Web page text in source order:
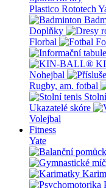
Plastico Rototech
Doplňky
Florbal
Nohejbal
Rugby, am. fotbal
Ukazatelé skóre
Volejbal
Fitness
Yate